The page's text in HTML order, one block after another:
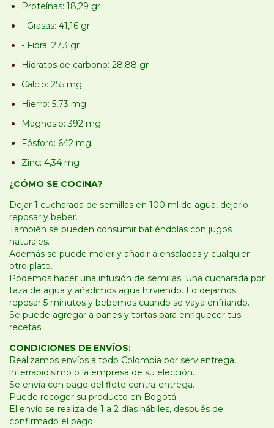
Proteínas: 18,29 gr
- Grasas: 41,16 gr
- Fibra: 27,3 gr
Hidratos de carbono: 28,88 gr
Calcio: 255 mg
Hierro: 5,73 mg
Magnesio: 392 mg
Fósforo: 642 mg
Zinc: 4,34 mg
¿CÓMO SE COCINA?
Dejar 1 cucharada de semillas en 100 ml de agua, dejarlo
reposar y beber.
También se pueden consumir batiéndolas con jugos
naturales.
Además se puede moler y añadir a ensaladas y cualquier
otro plato.
Podemos hacer una infusión de semillas. Una cucharada por
taza de agua y añadimos agua hirviendo. Lo dejamos
reposar 5 minutos y bebemos cuando se vaya enfriando.
Se puede agregar a panes y tortas para enriquecer tus
recetas.
CONDICIONES DE ENVÍOS:
Realizamos envíos a todo Colombia por servientrega,
interrapidisimo o la empresa de su elección.
Se envía con pago del flete contra-entrega.
Puede recoger su producto en Bogotá.
El envío se realiza de 1 a 2 días hábiles, después de
confirmado el pago.